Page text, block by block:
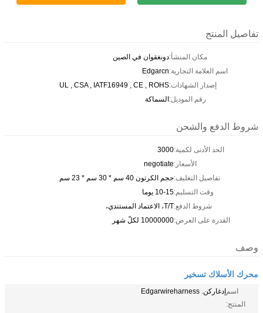
تفاصيل المنتج
مكان المنشأ:دونغقوان في الصين
اسم العلامة التجارية:Edgarcn
إصدار الشهادات:UL , CSA , IATF16949 , CE , ROHS
رقم الموديل:السماكة
شروط الدفع والشحن
الحد الأدنى لكمية:3000
الأسعار:negotiate
تفاصيل التغليف:حجم الكرتون 40 سم * 30 سم * 23 سم
وقت التسليم:10-15 يوما
شروط الدفع:T/T، الاعتماد المستندي،
القدرة على العرض:10000000 لكلّ شهر
وصف
محرك الأسلاك تسخير
اسم
المنتج:
إدغاركن. Edgarwireharness